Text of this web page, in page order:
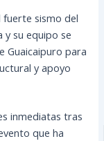
fuerte sismo del
y su equipo se
Guaicaipuro para
y apoyo
inmediatas tras
que ha